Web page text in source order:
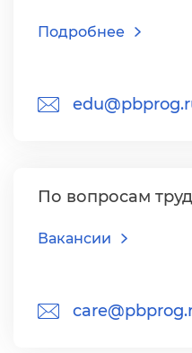
Подробнее
По вопросам
акансии